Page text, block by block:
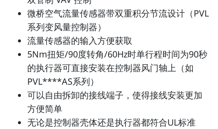
微桥空气流量传感器带双重积分节流设计（PVL
系列变风量控制器）
流量传感器的输入方便获取
5Nm扭矩/90度转角/60Hz时单行程时间为90秒
的执行器可直接安装在控制器风门轴上（如
PVL****AS系列）
可以自由拆卸的接线端子，使得接线安装更加
方便简单
无论是控制器壳体还是执行器都符合UL标准